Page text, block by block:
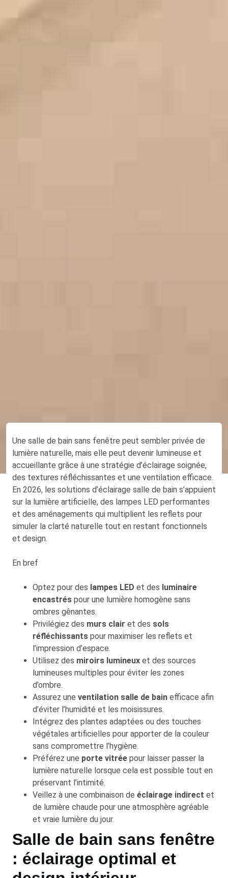
Une salle de bain sans fenêtre peut sembler privée de
lumière naturelle, mais elle peut devenir lumineuse et
accueillante grâce à une stratégie d’éclairage soignée,
des textures réfléchissantes et une ventilation efficace.
En 2026, les solutions d’éclairage salle de bain s’appuient
sur la lumière artificielle, des lampes LED performantes
et des aménagements qui multiplient les reflets pour
simuler la clarté naturelle tout en restant fonctionnels
et design.
En bref
Optez pour des lampes LED et des luminaire
encastrés pour une lumière homogène sans
ombres gênantes.
Privilégiez des murs clair et des sols
réfléchissants pour maximiser les reflets et
l’impression d’espace.
Utilisez des miroirs lumineux et des sources
lumineuses multiples pour éviter les zones
d’ombre.
Assurez une ventilation salle de bain efficace afin
d’éviter l’humidité et les moisissures.
Intégrez des plantes adaptées ou des touches
végétales artificielles pour apporter de la couleur
sans compromettre l’hygiène.
Préférez une porte vitrée pour laisser passer la
lumière naturelle lorsque cela est possible tout en
préservant l’intimité.
Veillez à une combinaison de éclairage indirect et
de lumière chaude pour une atmosphère agréable
et vraie lumière du jour.
Salle de bain sans fenêtre
: éclairage optimal et